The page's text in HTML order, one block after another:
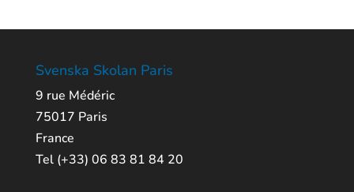
Svenska Skolan Paris
9 rue Médéric
75017 Paris
France
Tel (+33) 06 83 81 84 20